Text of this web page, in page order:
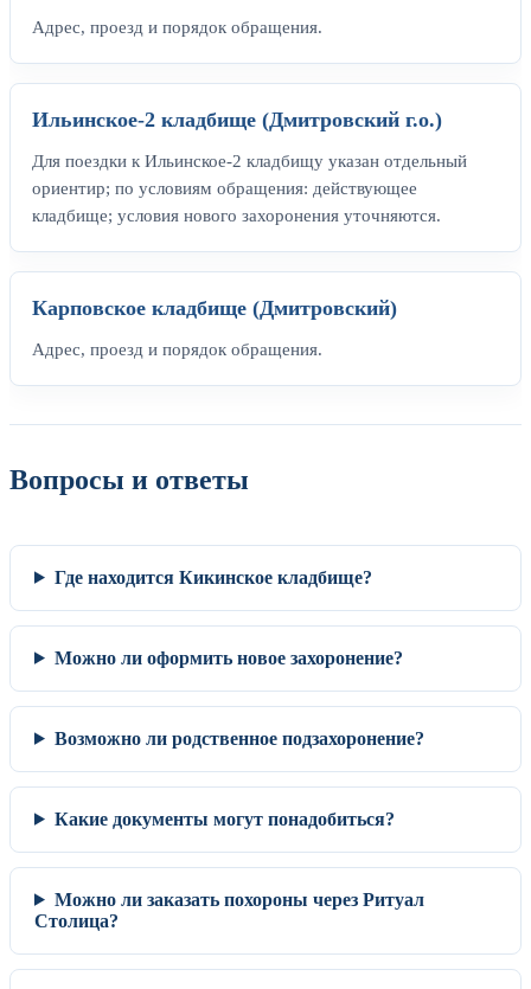
Адрес, проезд и порядок обращения.
Ильинское-2 кладбище (Дмитровский г.о.)
Для поездки к Ильинское-2 кладбищу указан отдельный
ориентир; по условиям обращения: действующее
кладбище; условия нового захоронения уточняются.
Карповское кладбище (Дмитровский)
Адрес, проезд и порядок обращения.
Вопросы и ответы
Где находится Кикинское кладбище?
Можно ли оформить новое захоронение?
Возможно ли родственное подзахоронение?
Какие документы могут понадобиться?
Можно ли заказать похороны через Ритуал
Столица?